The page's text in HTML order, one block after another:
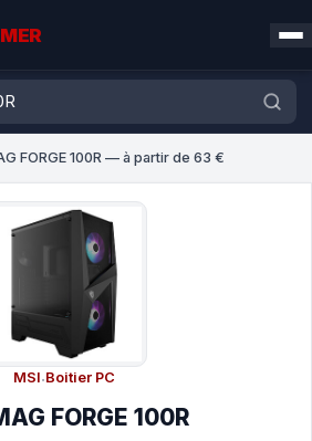
FORGE 100R — à partir de 63 €
MSI·Boitier PC
FORGE 100R